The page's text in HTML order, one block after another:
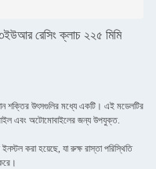
রেসিং ক্লাচ ২২৫ মিমি
শক্তির উৎসগুলির মধ্যে একটি। এই মডেলটির
এবং অটোমোবাইলের জন্য উপযুক্ত.
করা হয়েছে, যা রুক্ষ রাস্তা পরিস্থিতি